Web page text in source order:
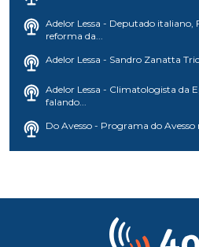
Adelor Lessa - Deputado
reforma da...
Adelor Lessa - Sandro Zanatta
Adelor Lessa - Climatologista da
falando...
Do Avesso - Programa do Avesso